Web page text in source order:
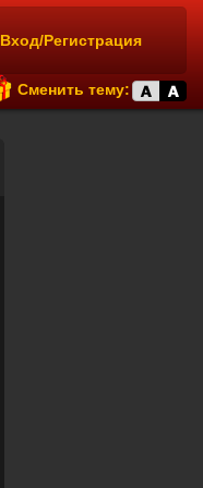
Вход/Регистрация
Сменить тему: